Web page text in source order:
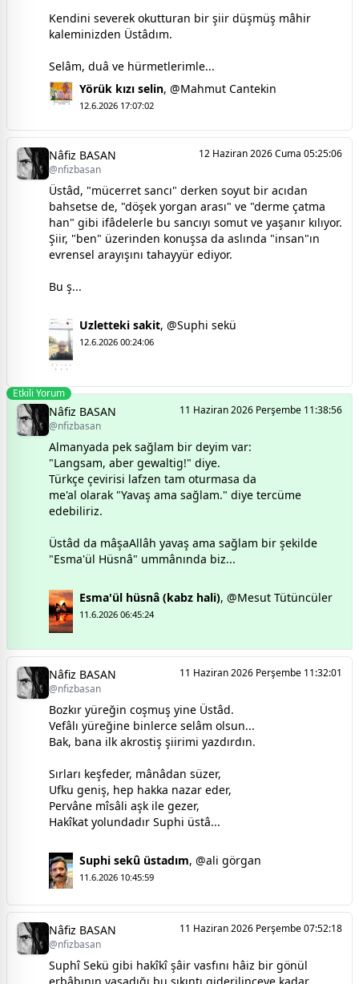
Kendini severek okutturan bir şiir düşmüş mâhir
kaleminizden Üstâdım.
Selâm, duâ ve hürmetlerimle...
Yörük kızı selin, @Mahmut Cantekin
12.6.2026 17:07:02
Nâfiz BASAN
@nfizbasan
12 Haziran 2026 Cuma 05:25:06
Üstâd, "mücerret sancı" derken soyut bir acıdan
bahsetse de, "döşek yorgan arası" ve "derme çatma
han" gibi ifâdelerle bu sancıyı somut ve yaşanır kılıyor.
Şiir, "ben" üzerinden konuşsa da aslında "insan"ın
evrensel arayışını tahayyür ediyor.
Bu ş...
Uzletteki sakit, @Suphi sekü
12.6.2026 00:24:06
Etkili Yorum
Nâfiz BASAN
@nfizbasan
11 Haziran 2026 Perşembe 11:38:56
Almanyada pek sağlam bir deyim var:
"Langsam, aber gewaltig!" diye.
Türkçe çevirisi lafzen tam oturmasa da
me'al olarak "Yavaş ama sağlam." diye tercüme
edebiliriz.
Üstâd da mâşaAllâh yavaş ama sağlam bir şekilde
"Esma'ül Hüsnâ" ummânında biz...
Esma'ül hüsnâ (kabz hali), @Mesut Tütüncüler
11.6.2026 06:45:24
Nâfiz BASAN
@nfizbasan
11 Haziran 2026 Perşembe 11:32:01
Bozkır yüreğin coşmuş yine Üstâd.
Vefâlı yüreğine binlerce selâm olsun...
Bak, bana ilk akrostiş şiirimi yazdırdın.
Sırları keşfeder, mânâdan süzer,
Ufku geniş, hep hakka nazar eder,
Pervâne mîsâli aşk ile gezer,
Hakîkat yolundadır Suphi üstâ...
Suphi sekû üstadım, @ali görgan
11.6.2026 10:45:59
Nâfiz BASAN
@nfizbasan
11 Haziran 2026 Perşembe 07:52:18
Suphî Sekü gibi hakîkî şâir vasfını hâiz bir gönül